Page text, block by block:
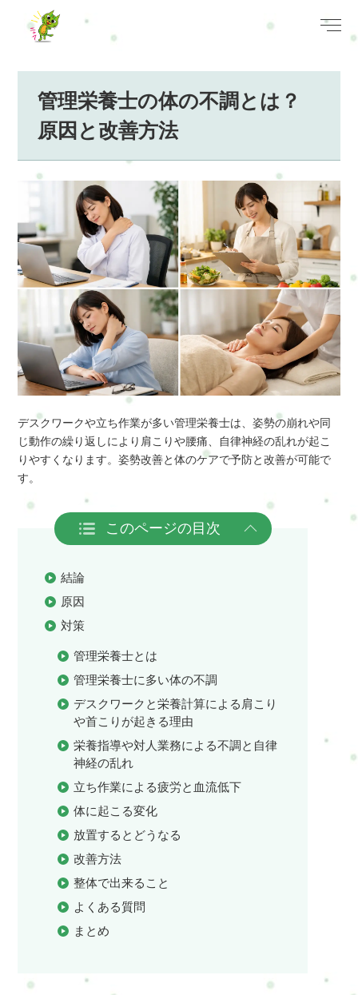
管理栄養士の体の不調とは？
原因と改善方法
デスクワークや立ち作業が多い管理栄養士は、姿勢の崩れや同
じ動作の繰り返しにより肩こりや腰痛、自律神経の乱れが起こ
りやすくなります。姿勢改善と体のケアで予防と改善が可能で
す。
このページの目次
結論
原因
対策
管理栄養士とは
管理栄養士に多い体の不調
デスクワークと栄養計算による肩こり
や首こりが起きる理由
栄養指導や対人業務による不調と自律
神経の乱れ
立ち作業による疲労と血流低下
体に起こる変化
放置するとどうなる
改善方法
整体で出来ること
よくある質問
まとめ